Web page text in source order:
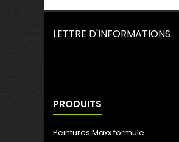
LETTRE D'INFORMATIONS
PRODUITS
Peintures Maxx formule